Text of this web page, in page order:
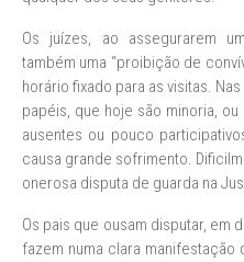
Os juízes, ao assegurarem
também uma “proibição de
horário fixado para as visitas.
papéis, que hoje são minoria,
ausentes ou pouco
causa grande sofrimento.
onerosa disputa de guarda na
Os pais que ousam disputar, em
fazem numa clara